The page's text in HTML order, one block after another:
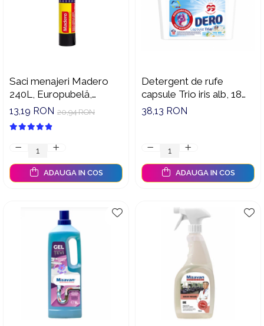
Saci menajeri Madero
240L, Europubelă,
10buc/rola20,94 RON
13,19 RON
ADAUGA IN COS
Detergent de rufe
capsule Trio iris alb, 18
spalari
38,13 RON
ADAUGA IN COS